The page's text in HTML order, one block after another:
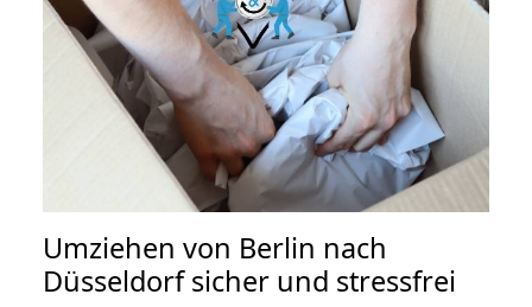
Umziehen von Berlin nach
Düsseldorfsicher und stressfrei